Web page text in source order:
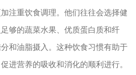
注重饮食调理。他们往往会选择健
够的蔬菜水果、优质蛋白质和纤
和油脂摄入。这种饮食习惯有助于
进营养的吸收和消化的顺利进行。